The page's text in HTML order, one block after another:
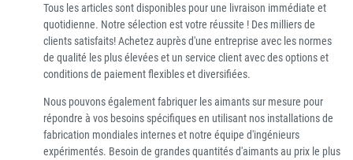
Tous les articles sont disponibles pour une livraison immédiate et
quotidienne. Notre sélection est votre réussite ! Des milliers de
clients satisfaits! Achetez auprès d'une entreprise avec les normes
de qualité les plus élevées et un service client avec des options et
conditions de paiement flexibles et diversifiées.
Nous pouvons également fabriquer les aimants sur mesure pour
répondre à vos besoins spécifiques en utilisant nos installations de
fabrication mondiales internes et notre équipe d'ingénieurs
expérimentés. Besoin de grandes quantités d'aimants au prix le plus